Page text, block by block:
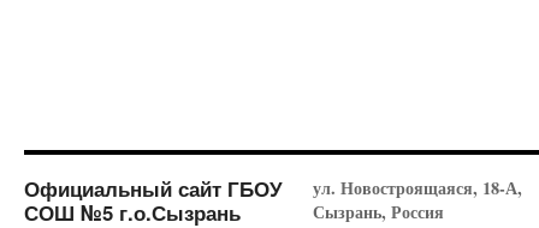
Официальный сайт ГБОУ
СОШ №5 г.о.Сызрань
ул. Новостроящаяся, 18-А,
Сызрань, Россия